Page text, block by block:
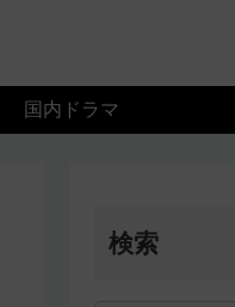
国内ドラマ
検索